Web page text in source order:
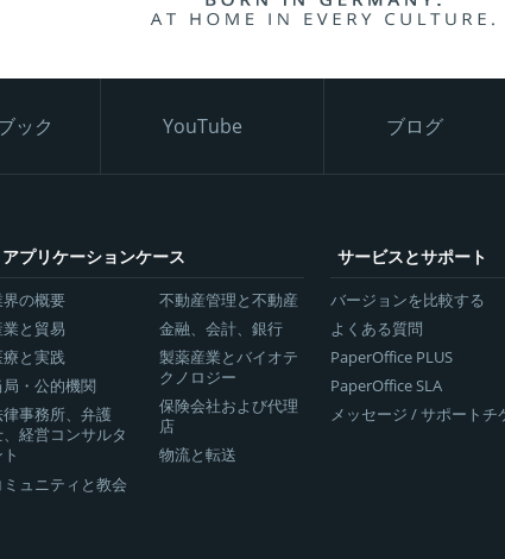
ック YouTube ブログ
アプリケーションケース
界の概要
業と貿易
療と実践
局・公的機関
律事務所、弁護
経営コンサルタ
ミュニティと教会
不動産管理と不動産
金融、会計、銀行
製薬産業とバイオテ
クノロジー
保険会社および代理
店
物流と転送
サービスとサポート
バージョンを比較する
よくある質問
PaperOffice PLUS
PaperOffice SLA
メッセージ / サポートチ